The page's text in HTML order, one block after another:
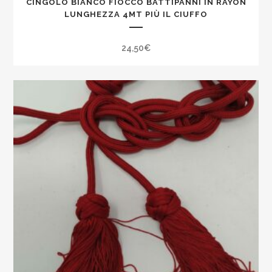
CINGOLO BIANCO FIOCCO BATTIPANNI IN RAYON
LUNGHEZZA 4MT PIÙ IL CIUFFO
24,50€